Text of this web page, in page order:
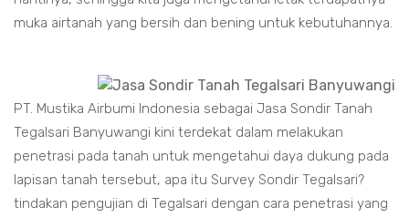
muka airtanah yang bersih dan bening untuk kebutuhannya.
PT. Mustika Airbumi Indonesia sebagai Jasa Sondir Tanah
Tegalsari Banyuwangi kini terdekat dalam melakukan
penetrasi pada tanah untuk mengetahui daya dukung pada
lapisan tanah tersebut, apa itu Survey Sondir Tegalsari?
tindakan pengujian di Tegalsari dengan cara penetrasi yang